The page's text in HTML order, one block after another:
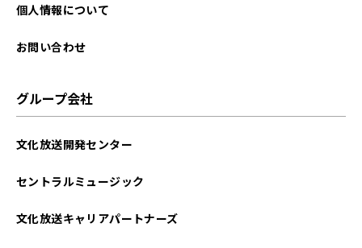
個人情報について
お問い合わせ
グループ会社
文化放送開発センター
セントラルミュージック
文化放送キャリアパートナーズ